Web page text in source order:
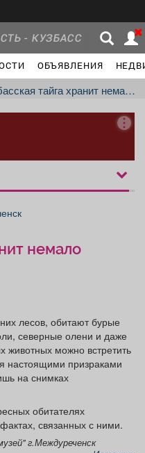
- КУЗБАСС
ОБЪЯВЛЕНИЯ
Новости
Услуги
Проекты
тайга хранит немало секретов
немало
лесов, обитают бурые
северные олени и даже
животных можно встретить
настоящими призраками
на снимках
обитателях
связанных с ними.
г.Междуреченск